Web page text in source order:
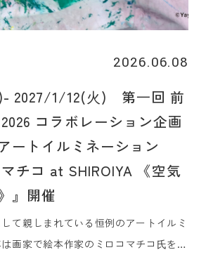
2026.06.08
2027/1/12(⽕) 第⼀回 前
コラボレーション企画
ートイルミネーション
チコ at SHIROIYA 《空気
』開催
て親しまれている恒例のアートイルミ
画家で絵本作家のミロコマチコ⽒を奄